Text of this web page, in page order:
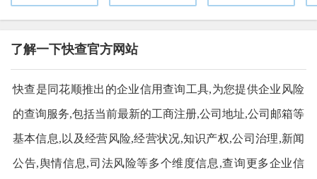
了解一下快查官方网站
快查是同花顺推出的企业信用查询工具,为您提供企业风险
的查询服务,包括当前最新的工商注册,公司地址,公司邮箱等
基本信息,以及经营风险,经营状况,知识产权,公司治理,新闻
公告,舆情信息,司法风险等多个维度信息,查询更多企业信